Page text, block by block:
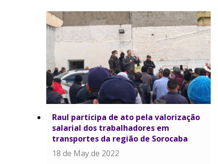
Raul participa de ato pela valorização
salarial dos trabalhadores em
transportes da região de Sorocaba
18 de May de 2022